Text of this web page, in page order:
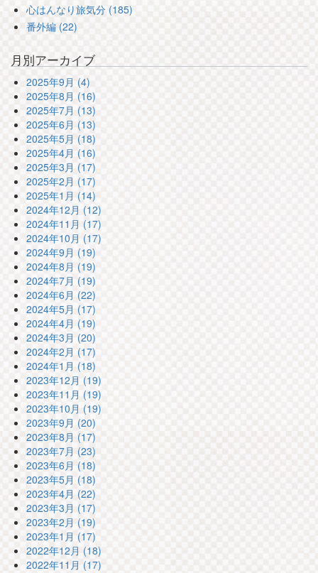
心はんなり旅気分 (185)
番外編 (22)
月別アーカイブ
2025年9月 (4)
2025年8月 (16)
2025年7月 (13)
2025年6月 (13)
2025年5月 (18)
2025年4月 (16)
2025年3月 (17)
2025年2月 (17)
2025年1月 (14)
2024年12月 (12)
2024年11月 (17)
2024年10月 (17)
2024年9月 (19)
2024年8月 (19)
2024年7月 (19)
2024年6月 (22)
2024年5月 (17)
2024年4月 (19)
2024年3月 (20)
2024年2月 (17)
2024年1月 (18)
2023年12月 (19)
2023年11月 (19)
2023年10月 (19)
2023年9月 (20)
2023年8月 (17)
2023年7月 (23)
2023年6月 (18)
2023年5月 (18)
2023年4月 (22)
2023年3月 (17)
2023年2月 (19)
2023年1月 (17)
2022年12月 (18)
2022年11月 (17)